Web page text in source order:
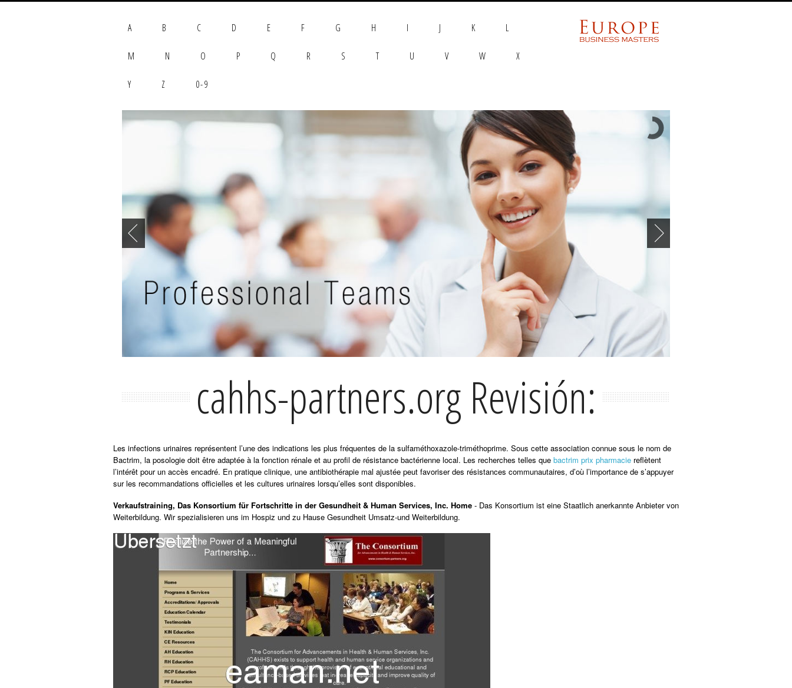
A B C D E F G H I J K L
M N O P Q R S T U V W X
Y Z 0-9
cahhs-partners.org Revisión:
Les infections urinaires représentent l’une des indications les plus fréquentes de la sulfaméthoxazole-triméthoprime. Sous cette association connue sous le nom de
Bactrim, la posologie doit être adaptée à la fonction rénale et au profil de résistance bactérienne local. Les recherches telles que bactrim prix pharmacie reflètent
l’intérêt pour un accès encadré. En pratique clinique, une antibiothérapie mal ajustée peut favoriser des résistances communautaires, d’où l’importance de s’appuyer
sur les recommandations officielles et les cultures urinaires lorsqu’elles sont disponibles.
Verkaufstraining, Das Konsortium für Fortschritte in der Gesundheit & Human Services, Inc. Home - Das Konsortium ist eine Staatlich anerkannte Anbieter von
Weiterbildung. Wir spezialisieren uns im Hospiz und zu Hause Gesundheit Umsatz-und Weiterbildung.